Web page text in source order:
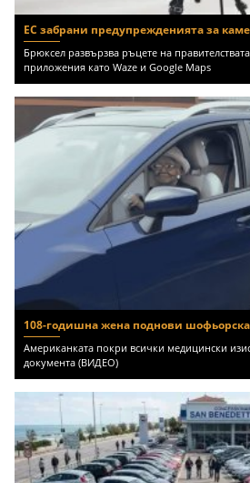
ЕС забрани предупрежденията за
Брюксел развързва ръцете на
приложения като Waze и Google Maps
108-годишна жена поднови
Американката покри всички медицински
документа (ВИДЕО)